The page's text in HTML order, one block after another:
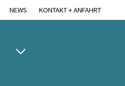
NEWS KONTAKT + ANFAHRT